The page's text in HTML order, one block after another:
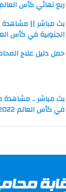
ربع نهائي كأس العالم
بث مباشر || مشاهدة
الجنوبية في كأس
حمل دليل علاج
بث مباشر .. مشاهدة
في كأس العالم 2022